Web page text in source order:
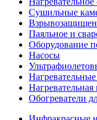
Сушильные
Паяльное и
Оборудование
Насосы
Нагревательная
Обогреватели